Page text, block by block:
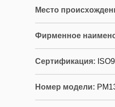
Место
Фирменное
Сертификация:
Номер модели: